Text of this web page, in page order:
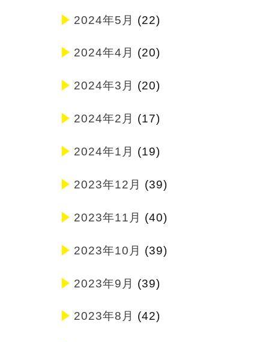
2024年5月 (22)
2024年4月 (20)
2024年3月 (20)
2024年2月 (17)
2024年1月 (19)
2023年12月 (39)
2023年11月 (40)
2023年10月 (39)
2023年9月 (39)
2023年8月 (42)